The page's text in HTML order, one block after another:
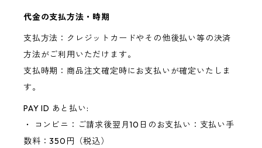
代金の支払方法・時期
支払方法：クレジットカードやその他後払い等の決済
方法がご利用いただけます。
支払時期：商品注文確定時にお支払いが確定いたしま
す。
PAY ID あと払い:
・ コンビニ：ご請求後翌月10日のお支払い：支払い手
数料：350円（税込）